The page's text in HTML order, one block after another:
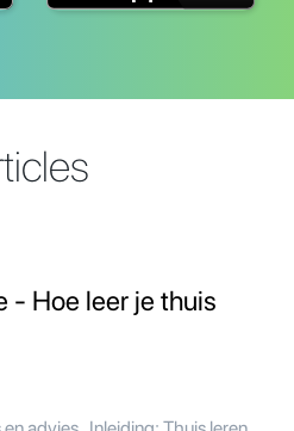
- Hoe leer je thuis